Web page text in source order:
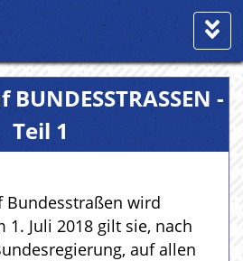
-
Teil 1
Bundesstraßen wird
1. Juli 2018 gilt sie, nach
auf allen